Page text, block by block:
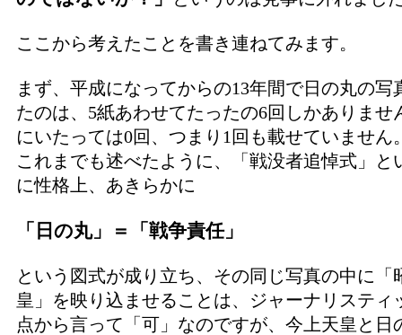
ここから考えたことを書き連ねてみます。
まず、平成になってからの13年間で日の丸の写
たのは、5紙あわせてたったの6回しかありませ
にいたっては0回、つまり1回も載せていません
これまでも述べたように、「戦没者追悼式」と
に性格上、あきらかに
「日の丸」＝「戦争責任」
という図式が成り立ち、その同じ写真の中に「
皇」を映り込ませることは、ジャーナリスティ
点から言って「可」なのですが、今上天皇と日